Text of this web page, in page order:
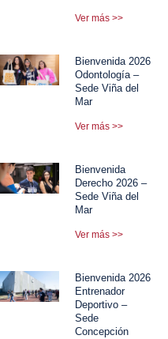
Ver más >>
Bienvenida 2026
Odontología –
Sede Viña del
Mar
Ver más >>
Bienvenida
Derecho 2026 –
Sede Viña del
Mar
Ver más >>
Bienvenida 2026
Entrenador
Deportivo –
Sede
Concepción